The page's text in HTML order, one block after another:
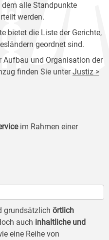
alle Standpunkte
werden.
bietet die Liste der Gerichte,
geordnet sind.
und Organisation der
finden Sie unterJustiz >
im Rahmen einer
grundsätzlich örtlich
auch inhaltliche und
eine Reihe von